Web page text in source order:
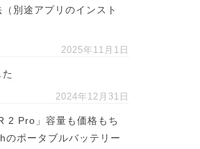
別途アプリのインスト
2025年11月1日
2024年12月31日
2 Pro」容量も価格もち
のポータブルバッテリー